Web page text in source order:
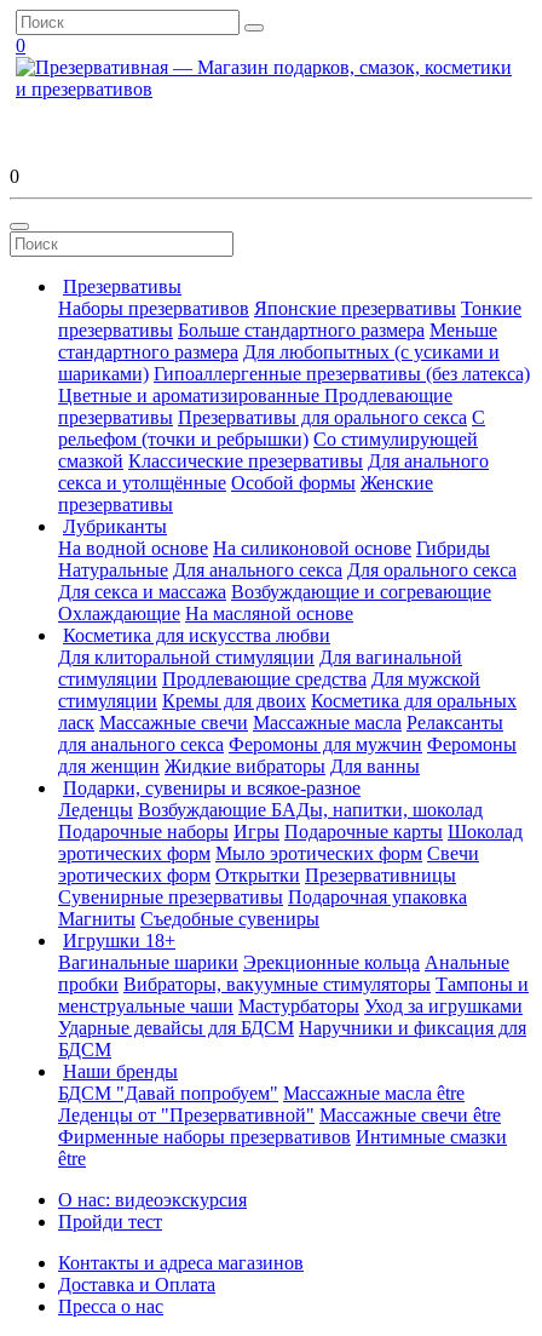
0
0
Презервативы
Наборы презервативов Японские презервативы Тонкие
презервативы Больше стандартного размера Меньше
стандартного размера Для любопытных (с усиками и
шариками) Гипоаллергенные презервативы (без латекса)
Цветные и ароматизированные Продлевающие
презервативы Презервативы для орального секса С
рельефом (точки и ребрышки) Со стимулирующей
смазкой Классические презервативы Для анального
секса и утолщённые Особой формы Женские
презервативы
Лубриканты
На водной основе На силиконовой основе Гибриды
Натуральные Для анального секса Для орального секса
Для секса и массажа Возбуждающие и согревающие
Охлаждающие На масляной основе
Косметика для искусства любви
Для клиторальной стимуляции Для вагинальной
стимуляции Продлевающие средства Для мужской
стимуляции Кремы для двоих Косметика для оральных
ласк Массажные свечи Массажные масла Релаксанты
для анального секса Феромоны для мужчин Феромоны
для женщин Жидкие вибраторы Для ванны
Подарки, сувениры и всякое-разное
Леденцы Возбуждающие БАДы, напитки, шоколад
Подарочные наборы Игры Подарочные карты Шоколад
эротических форм Мыло эротических форм Свечи
эротических форм Открытки Презервативницы
Сувенирные презервативы Подарочная упаковка
Магниты Съедобные сувениры
Игрушки 18+
Вагинальные шарики Эрекционные кольца Анальные
пробки Вибраторы, вакуумные стимуляторы Тампоны и
менструальные чаши Мастурбаторы Уход за игрушками
Ударные девайсы для БДСМ Наручники и фиксация для
БДСМ
Наши бренды
БДСМ "Давай попробуем" Массажные масла être
Леденцы от "Презервативной" Массажные свечи être
Фирменные наборы презервативов Интимные смазки
être
О нас: видеоэкскурсия
Пройди тест
Контакты и адреса магазинов
Доставка и Оплата
Пресса о нас